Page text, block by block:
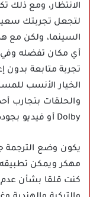
الانتظار، ومع ذلك
لتجعل تجربتك
السينما، ولكن مع
أي مكان تفضله
تجربة متابعة بدون
الخيار الأنسب
والحلقات بتجارب
Dolby أو فيديو بجودة 1080 بكسل مفضل للمستخدم.
يكون وضع الترجمة
مهكر ويمكن
كنت قلقا بشأن عدم